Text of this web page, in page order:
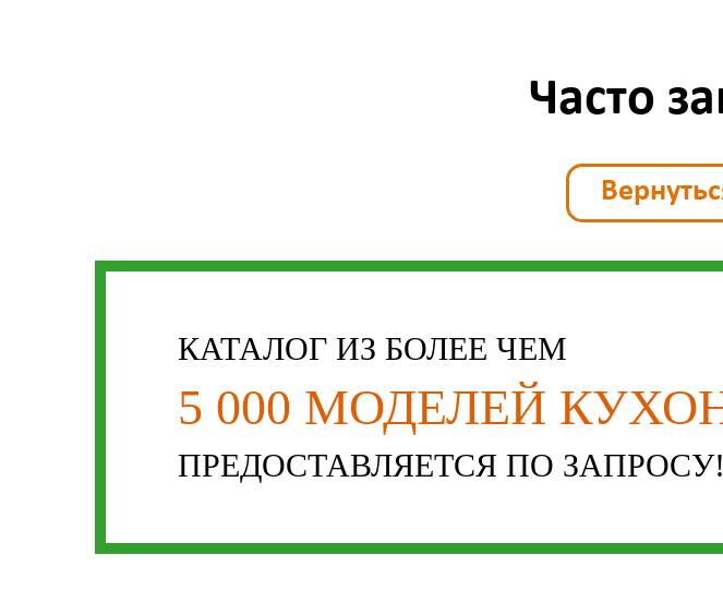
Часто
КАТАЛОГ ИЗ БОЛЕЕ ЧЕМ
5 000 МОДЕЛЕЙ
ПРЕДОСТАВЛЯЕТСЯ ПО ЗАПРОСУ!